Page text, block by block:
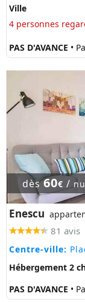
Ville
4 personnes
PAS D'AVANCE •
dès60€ /
Enescu
81 avis
Centre-ville:
Hébergement 2
PAS D'AVANCE •